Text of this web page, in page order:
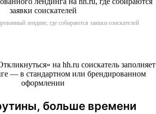
лендинг, где собираются заявки соискателей
больше времени